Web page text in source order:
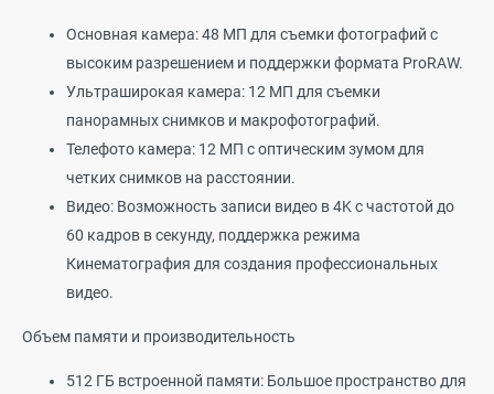
Основная камера: 48 МП для съемки фотографий с
высоким разрешением и поддержки формата ProRAW.
Ультраширокая камера: 12 МП для съемки
панорамных снимков и макрофотографий.
Телефото камера: 12 МП с оптическим зумом для
четких снимков на расстоянии.
Видео: Возможность записи видео в 4K с частотой до
60 кадров в секунду, поддержка режима
Кинематография для создания профессиональных
видео.
Объем памяти и производительность
512 ГБ встроенной памяти: Большое пространство для